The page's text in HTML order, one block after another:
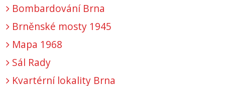
Bombardování Brna
Brněnské mosty 1945
Mapa 1968
Sál Rady
Kvartérní lokality Brna